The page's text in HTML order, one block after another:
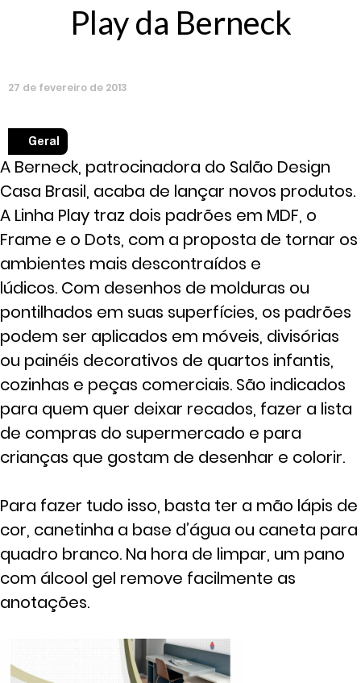
Play da Berneck
27 de fevereiro de 2013
Geral
A Berneck, patrocinadora do Salão Design
Casa Brasil, acaba de lançar novos produtos.
A Linha Play traz dois padrões em MDF, o
Frame e o Dots, com a proposta de tornar os
ambientes mais descontraídos e
lúdicos. Com desenhos de molduras ou
pontilhados em suas superfícies, os padrões
podem ser aplicados em móveis, divisórias
ou painéis decorativos de quartos infantis,
cozinhas e peças comerciais. São indicados
para quem quer deixar recados, fazer a lista
de compras do supermercado e para
crianças que gostam de desenhar e colorir.
Para fazer tudo isso, basta ter a mão lápis de
cor, canetinha a base d’água ou caneta para
quadro branco. Na hora de limpar, um pano
com álcool gel remove facilmente as
anotações.